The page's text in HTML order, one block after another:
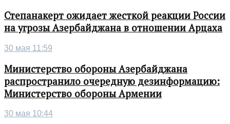
Степанакерт ожидает жесткой реакции России
на угрозы Азербайджана в отношении Арцаха
30 мая 11:59
Министерство обороны Азербайджана
распространило очередную дезинформацию:
Министерство обороны Армении
30 мая 10:44